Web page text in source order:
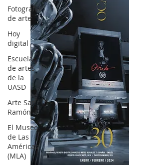
Fotografía
de arte
Hoy
digital
Escuela
de artes
de la
UASD
Arte San
Ramón
El Museo
de Las
Américas
(MLA)